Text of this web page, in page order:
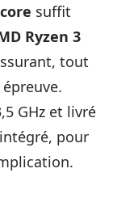
suffit
Ryzen 3
tout
GHz et livré
pour